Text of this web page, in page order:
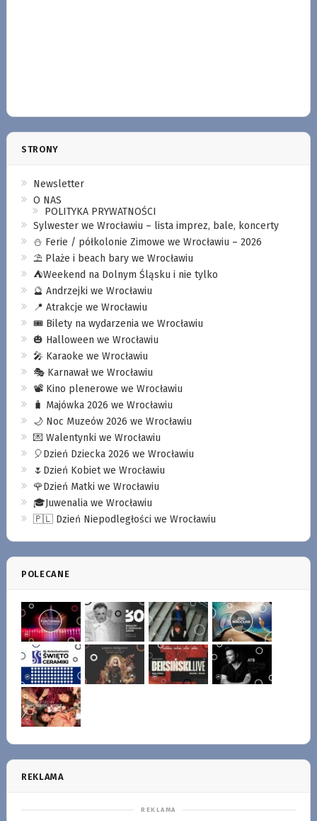
STRONY
Newsletter
O NAS
POLITYKA PRYWATNOŚCI
Sylwester we Wrocławiu – lista imprez, bale, koncerty
⛄️ Ferie / półkolonie Zimowe we Wrocławiu – 2026
⛱️ Plaże i beach bary we Wrocławiu
⛺️Weekend na Dolnym Śląsku i nie tylko
🔮 Andrzejki we Wrocławiu
📍 Atrakcje we Wrocławiu
🎟️ Bilety na wydarzenia we Wrocławiu
🎃 Halloween we Wrocławiu
🎤 Karaoke we Wrocławiu
🎭 Karnawał we Wrocławiu
📽️ Kino plenerowe we Wrocławiu
🧳 Majówka 2026 we Wrocławiu
🌙 Noc Muzeów 2026 we Wrocławiu
💌 Walentynki we Wrocławiu
🎈Dzień Dziecka 2026 we Wrocławiu
🌷Dzień Kobiet we Wrocławiu
🌹Dzień Matki we Wrocławiu
🎓Juwenalia we Wrocławiu
🇵🇱 Dzień Niepodległości we Wrocławiu
POLECANE
REKLAMA